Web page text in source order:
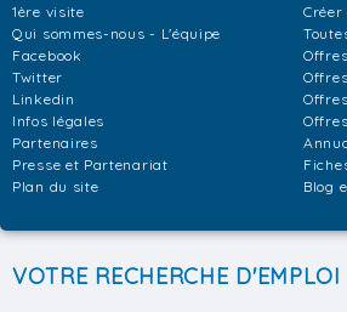
1ère visite
Qui sommes-nous - L'équipe
Facebook
Twitter
Linkedin
Infos légales
Partenaires
Presse et Partenariat
Plan du site
Blog
VOTRE RECHERCHE D'EMPLOI